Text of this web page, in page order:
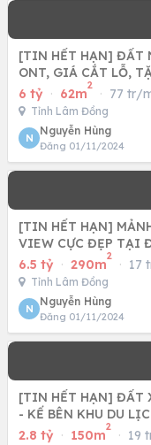
[TIN HẾT HẠN] ĐẤT NỀN TRUNG TÂM TP ĐÀ LẠT FULL
ONT, GIÁ CẮT
6 tỷ · 62m
2
· 77 tr/
Tỉnh Lâm Đồng
N
Nguyễn Hùng
Đăng 01/11/2024
[TIN HẾT HẠN] MẢNH ĐẤT
VIEW CỰC
6.5 tỷ · 290m
2
· 17
Tỉnh Lâm Đồng
N
Nguyễn Hùng
Đăng 01/11/2024
[TIN HẾT HẠN] ĐẤT
- KẾ BÊN KHU DU
LẠT.
2.8 tỷ · 150m
2
· 19